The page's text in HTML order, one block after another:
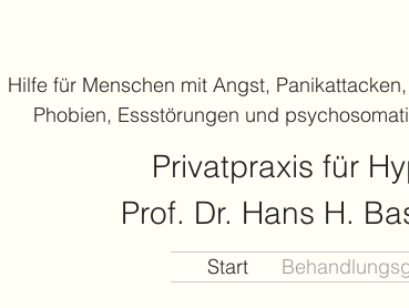
Hilfe für Menschen mit Angst,
Phobien, Essstörungen und
Privatpraxis für
Prof. Dr. Hans H.
Start